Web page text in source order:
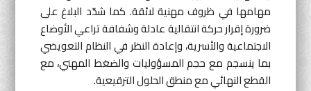
مهامها في ظروف مهنية لائقة. كما شدّد البلاغ على
ضرورة إقرار حركة انتقالية عادلة وشفافة تراعي الأوضاع
الاجتماعية والأسرية، وإعادة النظر في النظام التعويضي
بما ينسجم مع حجم المسؤوليات والضغط المهني، مع
القطع النهائي مع منطق الحلول الترقيعية.